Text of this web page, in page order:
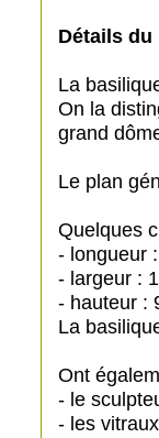
Détails
La
On la
grand
Le plan
Quelques
- longueur
- largeur :
- hauteur :
La
Ont
- le
- les